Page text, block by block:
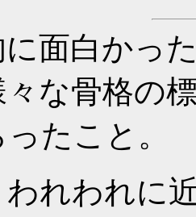
面白かっ
々な骨格の
たこと。
れわれに